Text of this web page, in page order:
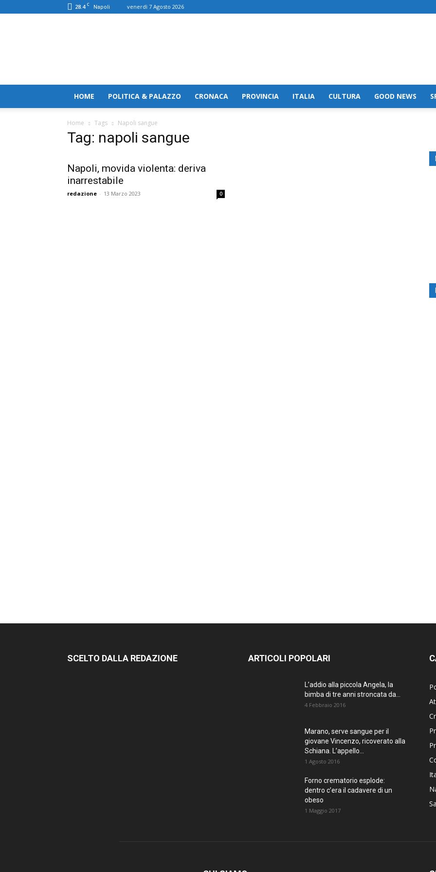
28.4 C Napoli venerdì 7 Agosto 2026
HOME POLITICA & PALAZZO CRONACA PROVINCIA ITALIA CULTURA GOOD NEWS
Home Tags Napoli sangue
Tag: napoli sangue
Napoli, movida violenta: deriva
inarrestabile
redazione - 13 Marzo 2023 0
SCELTO DALLA REDAZIONE ARTICOLI POPOLARI
L’addio alla piccola Angela, la
bimba di tre anni stroncata da...
4 Febbraio 2016
Marano, serve sangue per il
giovane Vincenzo, ricoverato alla
Schiana. L’appello...
1 Agosto 2016
Forno crematorio esplode:
dentro c’era il cadavere di un
obeso
1 Maggio 2017